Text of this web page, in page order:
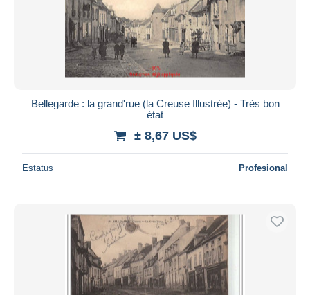
Bellegarde : la grand'rue (la Creuse Illustrée) - Très bon
état
± 8,67 US$
Estatus Profesional